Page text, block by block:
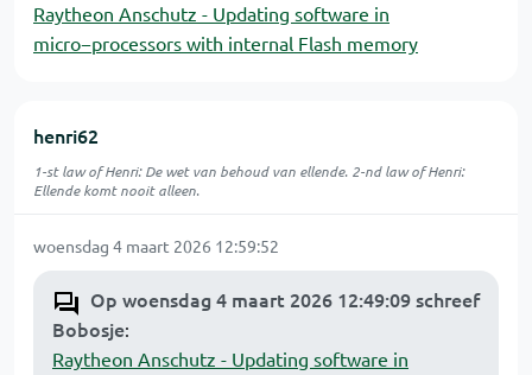
Raytheon Anschutz - Updating software in
micro−processors with internal Flash memory
henri62
1-st law of Henri: De wet van behoud van ellende. 2-nd law of Henri:
Ellende komt nooit alleen.
woensdag 4 maart 2026 12:59:52
Op woensdag 4 maart 2026 12:49:09 schreef
Bobosje:
Raytheon Anschutz - Updating software in